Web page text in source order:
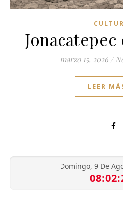
marzo 15, 2026 /
LEER
Domingo, 9 De